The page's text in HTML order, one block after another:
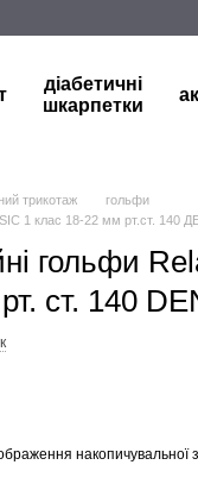
діабетичні
шкарпетки
трикотаж
гольфи
1 клас 18-22 мм рт.ст. 140
гольфи
ст. 140
накопичувальної